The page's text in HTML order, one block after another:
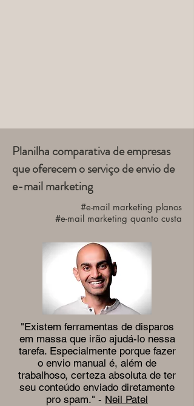
Planilha comparativa de empresas
que oferecem o serviço de envio de
e-mail marketing
#e-mail marketing planos
#e-mail marketing quanto custa
"Existem ferramentas de disparos
em massa que irão ajudá-lo nessa
tarefa. Especialmente porque fazer
o envio manual é, além de
trabalhoso, certeza absoluta de ter
seu conteúdo enviado diretamente
pro spam." - Neil Patel